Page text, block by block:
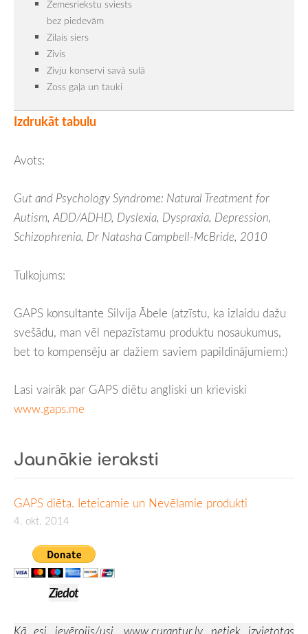
Jaunākie ieraksti
GAPS diēta. Ieteicamie un Nevēlamie produkti
4. okt. 2014
Ziedot
Zemesriekstu sviests
bez piedevām
Zilais siers
Zivis
Zivju konservi savā sulā
Zoss gaļa un tauki
Izdrukāt tabulu
Avots:
Gut and Psychology Syndrome: Natural Treatment for
Autism, ADD/ADHD, Dyslexia, Dyspraxia, Depression,
Schizophrenia, Dr Natasha Campbell-McBride, 2010
Tulkojums:
GAPS konsultante Silvija Ābele (atzīstu, ka izlaidu dažu
svešādu, man vēl nepazīstamu produktu nosaukumus,
bet to kompensēju ar dažiem saviem papildinājumiem:)
Lasi vairāk par GAPS diētu angliski un krieviski
www.gaps.me